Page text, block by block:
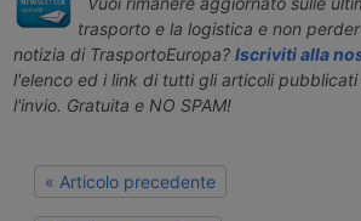
trasporto e la logistica e non
notizia di TrasportoEuropa? Iscriviti alla
l'elenco ed i link di tutti gli articoli
l'invio. Gratuita e NO SPAM!
« Articolo precedente